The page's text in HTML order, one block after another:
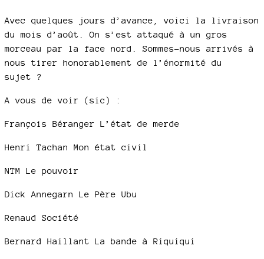
Avec quelques jours d’avance, voici la livraison
du mois d’août. On s’est attaqué à un gros
morceau par la face nord. Sommes-nous arrivés à
nous tirer honorablement de l’énormité du
sujet ?
A vous de voir (sic) :
François Béranger L’état de merde
Henri Tachan Mon état civil
NTM Le pouvoir
Dick Annegarn Le Père Ubu
Renaud Société
Bernard Haillant La bande à Riquiqui